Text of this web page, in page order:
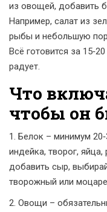
из овощей, добавить
Например, салат из
рыбы и небольшую
Всё готовится за
радует.
Что
чтобы он
1. Белок – минимум
индейка, творог,
добавить сыр,
творожный или
2. Овощи –